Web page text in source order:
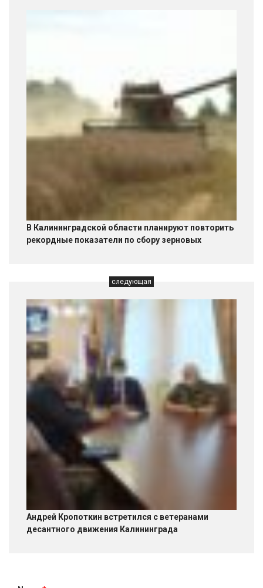
В Калининградской области планируют повторить
рекордные показатели по сбору зерновых
следующая
Андрей Кропоткин встретился с ветеранами
десантного движения Калининграда